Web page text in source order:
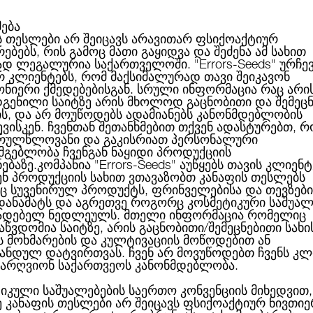
КАТЕГОРИИ ПРОИЗВОДИТЕЛИ БЛОГ
თესლები არ შეიცავს არავითარ ფსიქოაქტიურ
რის გამოც მათი გაყიდვა და შეძენა ამ სახით
ლეგალურია საქართველოში. "Errors-Seeds"
კლიენტებს, რომ მაქსიმალურად თავი შეიკავონ
ქმედებებისგან. სრული ინფორმაცია რაც
საიტზე არის მხოლოდ გაცნობითი და
და არ მოუწოდებს ადამიანებს კანონმდებლობის
ჩვენთან შეთანხმებით თქვენ ადასტურებთ,
და გაკისრიათ პერსონალური
ჩვენგან ნაყიდი პროდუქციის
"Errors-Seeds" აუწყებს თავის
პროდუქციის სახით ვთავაზობთ კანაფის თესლებს
სუვენირულ პროდუქტს, ფრინველებისა და
და აგრეთვე როგორც კოსმეტიკური
ნედლეულს. მთელი ინფორმაცია რომელიც
საიტზე, არის გაცნობითი/შემეცნებითი
მოხმარების და კულტივაციის მოწოდებით ან
დატვირთვას. ჩვენ არ მოვუწოდებთ ჩვენს
საქართვეოს კანონმდებლობა.
საშუალებების საერთო კონვენციის მიხედვით,
კანაფის თესლები არ შეიცავს ფსიქოაქტიურ
Cheese Berries Feminised Gold
CHEESE BERRIES
27.00ლ
Производитель: Errors